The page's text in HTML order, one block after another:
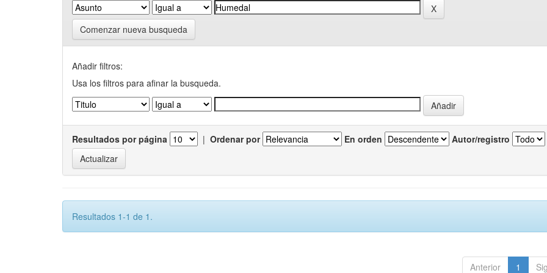
Comenzar nueva busqueda
Añadir filtros:
Usa los filtros para afinar la busqueda.
Resultados por página | Ordenar por En orden Autor/registro
Resultados 1-1 de 1.
Anterior 1